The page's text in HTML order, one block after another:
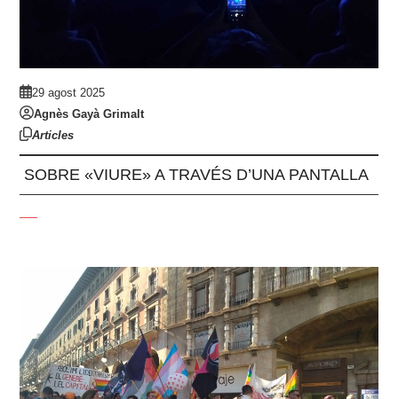
29 agost 2025
Agnès Gayà Grimalt
Articles
SOBRE «VIURE» A TRAVÉS D’UNA PANTALLA